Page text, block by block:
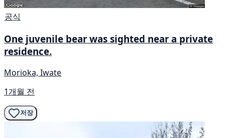
공식
One juvenile bear was sighted near a private
residence.
Morioka, Iwate
1개월 전
저장